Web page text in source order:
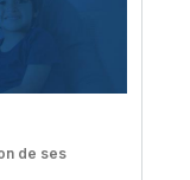
de ses